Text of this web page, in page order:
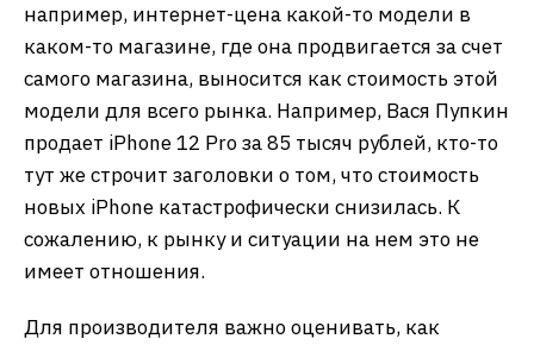
например, интернет-цена какой-то модели в
каком-то магазине, где она продвигается за счет
самого магазина, выносится как стоимость этой
модели для всего рынка. Например, Вася Пупкин
продает iPhone 12 Pro за 85 тысяч рублей, кто-то
тут же строчит заголовки о том, что стоимость
новых iPhone катастрофически снизилась. К
сожалению, к рынку и ситуации на нем это не
имеет отношения.
Для производителя важно оценивать, как